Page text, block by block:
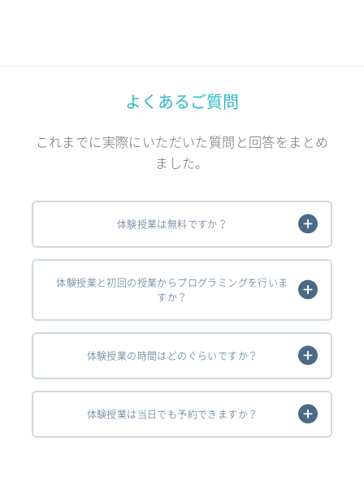
よくあるご質問
これまでに実際にいただいた質問と回答をまとめ
ました。
体験授業は無料ですか？
体験授業と初回の授業からプログラミングを行いま
すか？
体験授業の時間はどのぐらいですか？
体験授業は当日でも予約できますか？